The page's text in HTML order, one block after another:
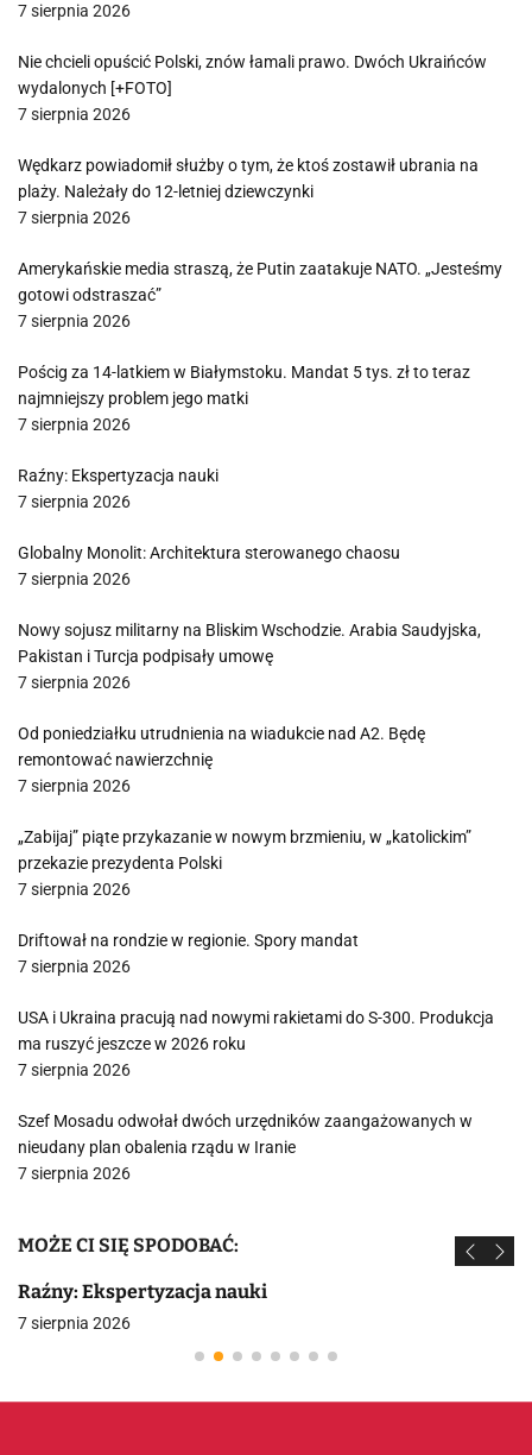
7 sierpnia 2026
Nie chcieli opuścić Polski, znów łamali prawo. Dwóch Ukraińców
wydalonych [+FOTO]
7 sierpnia 2026
Wędkarz powiadomił służby o tym, że ktoś zostawił ubrania na
plaży. Należały do 12-letniej dziewczynki
7 sierpnia 2026
Amerykańskie media straszą, że Putin zaatakuje NATO. „Jesteśmy
gotowi odstraszać”
7 sierpnia 2026
Pościg za 14-latkiem w Białymstoku. Mandat 5 tys. zł to teraz
najmniejszy problem jego matki
7 sierpnia 2026
Raźny: Ekspertyzacja nauki
7 sierpnia 2026
Globalny Monolit: Architektura sterowanego chaosu
7 sierpnia 2026
Nowy sojusz militarny na Bliskim Wschodzie. Arabia Saudyjska,
Pakistan i Turcja podpisały umowę
7 sierpnia 2026
Od poniedziałku utrudnienia na wiadukcie nad A2. Będę
remontować nawierzchnię
7 sierpnia 2026
„Zabijaj” piąte przykazanie w nowym brzmieniu, w „katolickim”
przekazie prezydenta Polski
7 sierpnia 2026
Driftował na rondzie w regionie. Spory mandat
7 sierpnia 2026
USA i Ukraina pracują nad nowymi rakietami do S-300. Produkcja
ma ruszyć jeszcze w 2026 roku
7 sierpnia 2026
Szef Mosadu odwołał dwóch urzędników zaangażowanych w
nieudany plan obalenia rządu w Iranie
7 sierpnia 2026
MOŻE CI SIĘ SPODOBAĆ:
Raźny: Ekspertyzacja nauki
7 sierpnia 2026